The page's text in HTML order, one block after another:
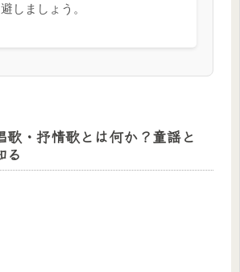
しましょう。
歌・抒情歌とは何か？童謡と
る